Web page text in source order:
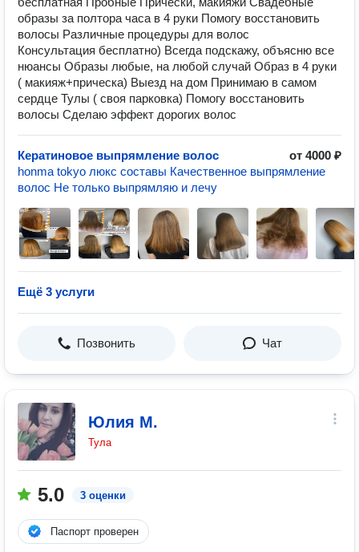
образы за полтора часа в 4 руки Помогу восстановить
волосы Различные процедуры для волос
Консультация бесплатно) Всегда подскажу, объясню все
нюансы Образы любые, на любой случай Образ в 4 руки
( макияж+прическа) Выезд на дом Принимаю в самом
сердце Тулы ( своя парковка) Помогу восстановить
волосы Сделаю эффект дорогих волос
Кератиновое выпрямление волос
от 4000 ₽
honma tokyo люкс составы Качественное выпрямление
волос Не только выпрямляю и лечу
Ещё 3 услуги
Позвонить Чат
Юлия М.
Тула
5.0 3 оценки
Паспорт проверен